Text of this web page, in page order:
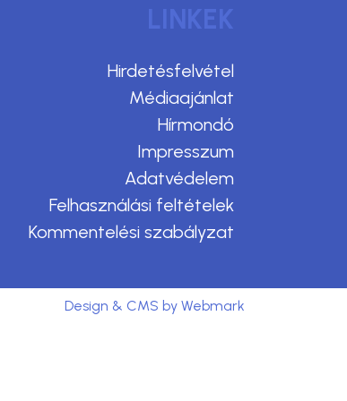
LINKEK
Hirdetésfelvétel
Médiaajánlat
Hírmondó
Impresszum
Adatvédelem
Felhasználási feltételek
Kommentelési szabályzat
Design & CMS by Webmark